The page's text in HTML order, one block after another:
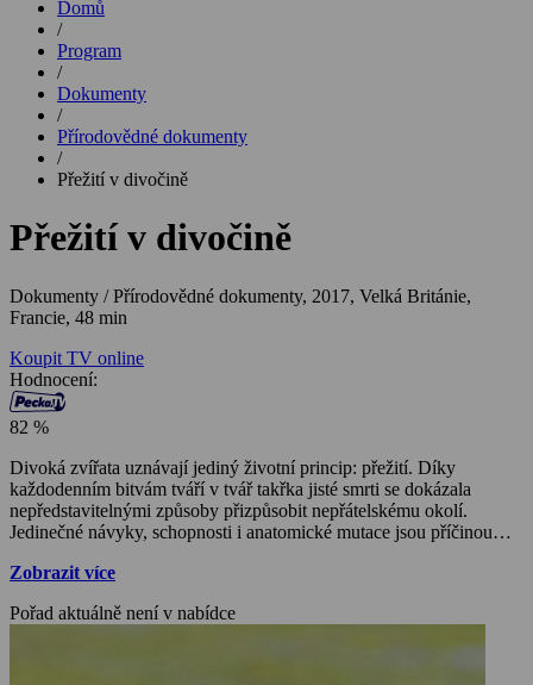
Domů
/
Program
/
Dokumenty
/
Přírodovědné dokumenty
/
Přežití v divočině
Přežití v divočině
Dokumenty / Přírodovědné dokumenty, 2017, Velká Británie,
Francie, 48 min
Koupit TV online
Hodnocení:
82 %
Divoká zvířata uznávají jediný životní princip: přežití. Díky
každodenním bitvám tváří v tvář takřka jisté smrti se dokázala
nepředstavitelnými způsoby přizpůsobit nepřátelskému okolí.
Jedinečné návyky, schopnosti i anatomické mutace jsou příčinou
bohatou a různorodou říši. Nevynechává sofistikované způsoby
způsoby páření ani dobrodružné příběhy o velkolepé migraci.
Zobrazit více
Pořad aktuálně není v nabídce